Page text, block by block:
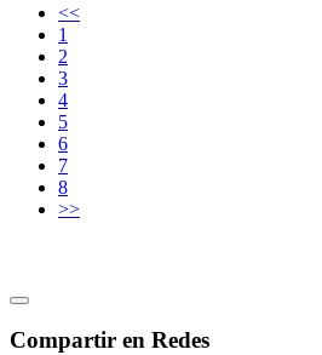
<<
1
2
3
4
5
6
7
8
>>
Compartir en Redes